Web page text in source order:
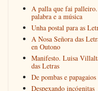
A palla que fai
palabra e a música
Unha postal para as
A Nosa Señora das
en Outono
Manifesto. Luisa
das Letras
De pombas e papagaios
Despexando incógnitas